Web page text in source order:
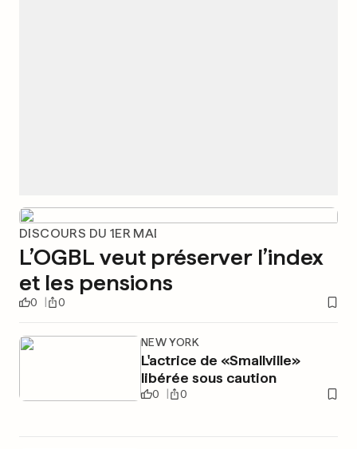
DISCOURS DU 1ER MAI
L’OGBL veut préserver l’index
et les pensions
0 0
NEW YORK
L'actrice de «Smallville»
libérée sous caution
0 0